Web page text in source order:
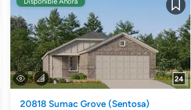
Guardar
24
20818 Sumac Grove (Sentosa)